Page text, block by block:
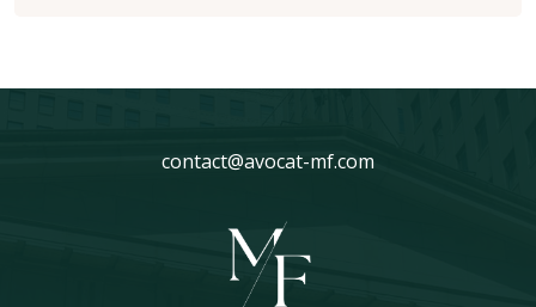
contact@avocat-mf.com